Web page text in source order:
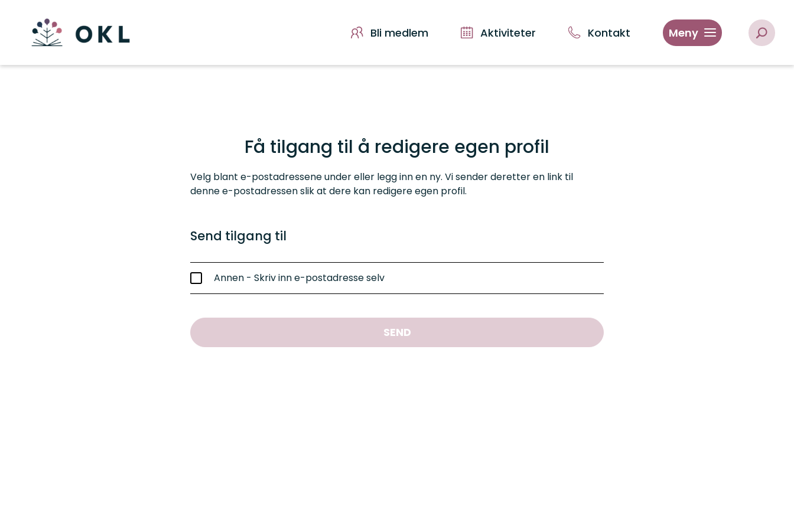
Bli medlem Aktiviteter Kontakt Meny
Få tilgang til å redigere egen profil
Velg blant e-postadressene under eller legg inn en ny. Vi sender deretter en link til
denne e-postadressen slik at dere kan redigere egen profil.
Send tilgang til
Annen - Skriv inn e-postadresse selv
SEND